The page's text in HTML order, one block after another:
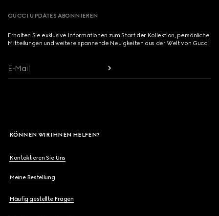
GUCCI UPDATES ABONNIEREN
Erhalten Sie exklusive Informationen zum Start der Kollektion, persönliche
Mitteilungen und weitere spannende Neuigkeiten aus der Welt von Gucci.
E-Mail
KÖNNEN WIR IHNEN HELFEN?
Kontaktieren Sie Uns
Meine Bestellung
Häufig gestellte Fragen